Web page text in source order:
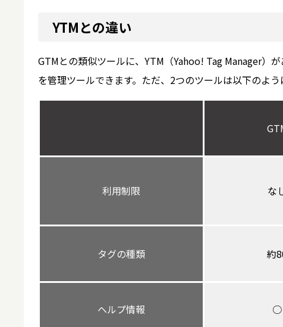
YTMとの違い
GTMとの類似ツールに、YTM（Yahoo! Tag Manager）
を管理ツールできます。ただ、2つのツールは以下のよう
利用制限 な
タグの種類 約
ヘルプ情報 ○